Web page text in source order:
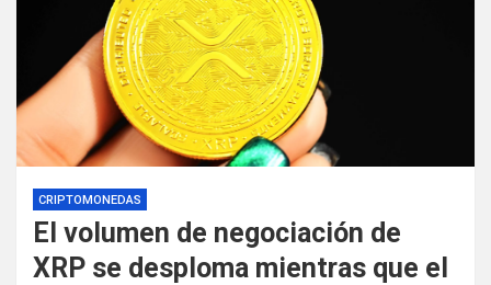
CRIPTOMONEDAS
El volumen de negociación de
XRP se desploma mientras que el